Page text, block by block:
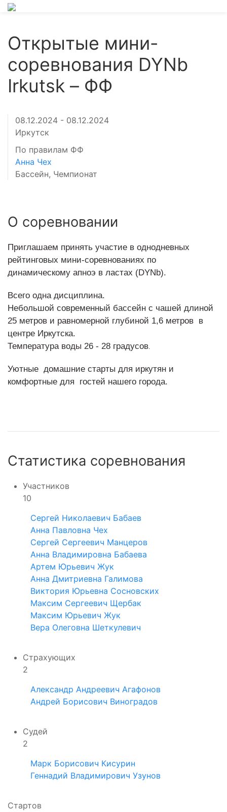
Открытые мини-
соревнования DYNb
Irkutsk – ФФ
08.12.2024 - 08.12.2024
Иркутск
По правилам ФФ
Анна Чех
Бассейн, Чемпионат
О соревновании
Приглашаем принять участие в однодневных
рейтинговых мини-соревнованиях по
динамическому апноэ в ластах (DYNb).
Всего одна дисциплина.
Небольшой современный бассейн с чашей длиной
25 метров и равномерной глубиной 1,6 метров в
центре Иркутска.
Температура воды 26 - 28 градусов.
Уютные домашние старты для иркутян и
комфортные для гостей нашего города.
Статистика соревнования
Участников
10
Сергей Николаевич Бабаев
Анна Павловна Чех
Сергей Сергеевич Манцеров
Анна Владимировна Бабаева
Артем Юрьевич Жук
Анна Дмитриевна Галимова
Виктория Юрьевна Сосновских
Максим Сергеевич Щербак
Максим Юрьевич Жук
Вера Олеговна Шеткулевич
Страхующих
2
Александр Андреевич Агафонов
Андрей Борисович Виноградов
Судей
2
Марк Борисович Кисурин
Геннадий Владимирович Узунов
Стартов